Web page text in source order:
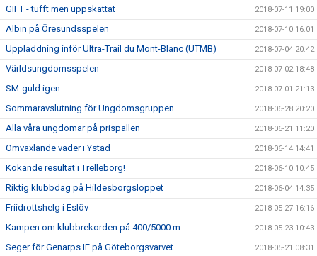
GIFT - tufft men uppskattat 2018-07-11 19:00
Albin på Öresundsspelen 2018-07-10 16:01
Uppladdning inför Ultra-Trail du Mont-Blanc (UTMB) 2018-07-04 20:42
Världsungdomsspelen 2018-07-02 18:48
SM-guld igen 2018-07-01 21:13
Sommaravslutning för Ungdomsgruppen 2018-06-28 20:20
Alla våra ungdomar på prispallen 2018-06-21 11:20
Omväxlande väder i Ystad 2018-06-14 14:41
Kokande resultat i Trelleborg! 2018-06-10 10:45
Riktig klubbdag på Hildesborgsloppet 2018-06-04 14:35
Friidrottshelg i Eslöv 2018-05-27 16:16
Kampen om klubbrekorden på 400/5000 m 2018-05-23 10:43
Seger för Genarps IF på Göteborgsvarvet 2018-05-21 08:31